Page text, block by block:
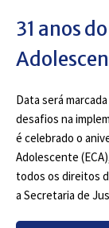
31 anos
Data será
desafios na
é celebrado o
Adolescente
todos os direitos
a Secretaria de